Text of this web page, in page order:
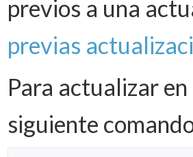
previos a una
previas
Para actualizar
siguiente